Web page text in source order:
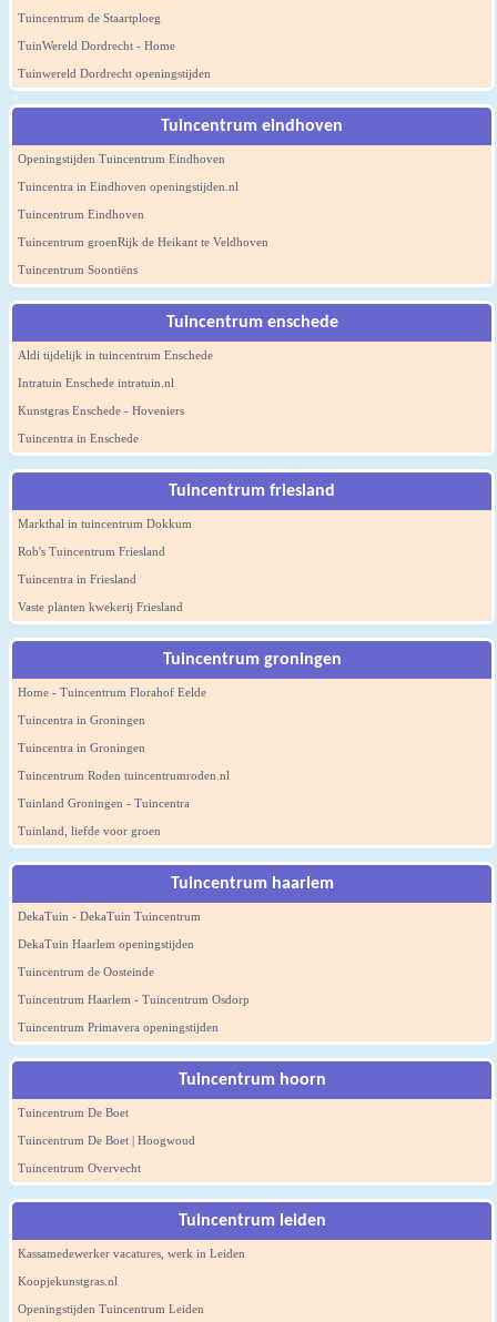
Tuincentrum de Staartploeg
TuinWereld Dordrecht - Home
Tuinwereld Dordrecht openingstijden
Tuincentrum eindhoven
Openingstijden Tuincentrum Eindhoven
Tuincentra in Eindhoven openingstijden.nl
Tuincentrum Eindhoven
Tuincentrum groenRijk de Heikant te Veldhoven
Tuincentrum Soontiëns
Tuincentrum enschede
Aldi tijdelijk in tuincentrum Enschede
Intratuin Enschede intratuin.nl
Kunstgras Enschede - Hoveniers
Tuincentra in Enschede
Tuincentrum friesland
Markthal in tuincentrum Dokkum
Rob's Tuincentrum Friesland
Tuincentra in Friesland
Vaste planten kwekerij Friesland
Tuincentrum groningen
Home - Tuincentrum Florahof Eelde
Tuincentra in Groningen
Tuincentra in Groningen
Tuincentrum Roden tuincentrumroden.nl
Tuinland Groningen - Tuincentra
Tuinland, liefde voor groen
Tuincentrum haarlem
DekaTuin - DekaTuin Tuincentrum
DekaTuin Haarlem openingstijden
Tuincentrum de Oosteinde
Tuincentrum Haarlem - Tuincentrum Osdorp
Tuincentrum Primavera openingstijden
Tuincentrum hoorn
Tuincentrum De Boet
Tuincentrum De Boet | Hoogwoud
Tuincentrum Overvecht
Tuincentrum leiden
Kassamedewerker vacatures, werk in Leiden
Koopjekunstgras.nl
Openingstijden Tuincentrum Leiden